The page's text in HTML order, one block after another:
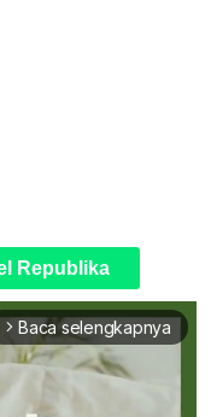
Republika
arrow_forward_ios Baca selengkapnya